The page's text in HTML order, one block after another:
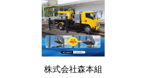
株式会社森本組